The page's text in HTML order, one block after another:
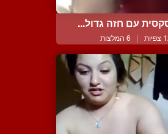
עם חזה גדול...
| 6 המלצות